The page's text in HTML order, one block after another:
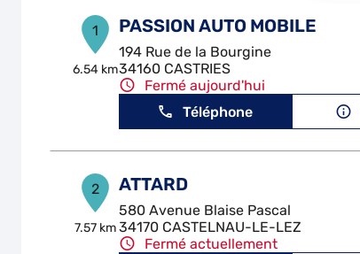
1
6.54 km
PASSION AUTO MOBILE
194 Rue de la Bourgine
34160 CASTRIES
Fermé aujourd'hui
Téléphone
2
7.57 km
ATTARD
580 Avenue Blaise Pascal
34170 CASTELNAU-LE-LEZ
Fermé actuellement